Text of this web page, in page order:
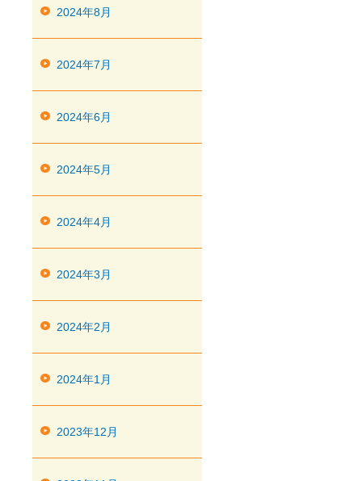
2024年8月
2024年7月
2024年6月
2024年5月
2024年4月
2024年3月
2024年2月
2024年1月
2023年12月